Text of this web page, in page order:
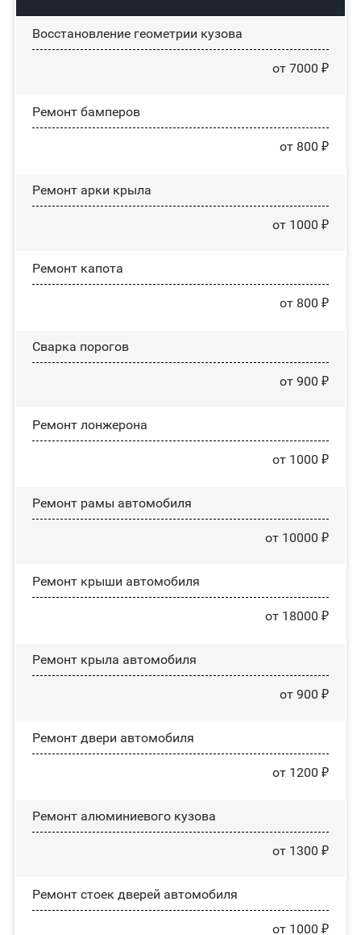
Восстановление геометрии кузова
от 7000 ₽
Ремонт бамперов
от 800 ₽
Ремонт арки крыла
от 1000 ₽
Ремонт капота
от 800 ₽
Сварка порогов
от 900 ₽
Ремонт лонжерона
от 1000 ₽
Ремонт рамы автомобиля
от 10000 ₽
Ремонт крыши автомобиля
от 18000 ₽
Ремонт крыла автомобиля
от 900 ₽
Ремонт двери автомобиля
от 1200 ₽
Ремонт алюминиевого кузова
от 1300 ₽
Ремонт стоек дверей автомобиля
от 1000 ₽